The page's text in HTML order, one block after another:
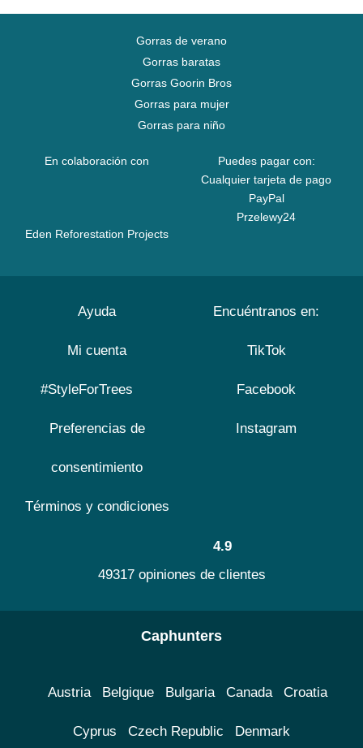
Gorras de verano
Gorras baratas
Gorras Goorin Bros
Gorras para mujer
Gorras para niño
En colaboración con
Eden Reforestation Projects
Puedes pagar con:
Cualquier tarjeta de pago
PayPal
Przelewy24
Ayuda
Mi cuenta
#StyleForTrees
Preferencias de
consentimiento
Términos y condiciones
Encuéntranos en:
TikTok
Facebook
Instagram
4.9
49317 opiniones de clientes
Caphunters
Austria Belgique Bulgaria Canada Croatia
Cyprus Czech Republic Denmark